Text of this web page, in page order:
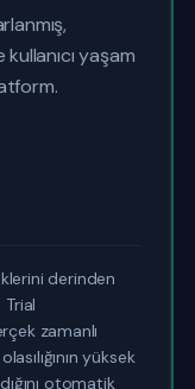
yaşam
derinden
zamanlı
yüksek
otomatik